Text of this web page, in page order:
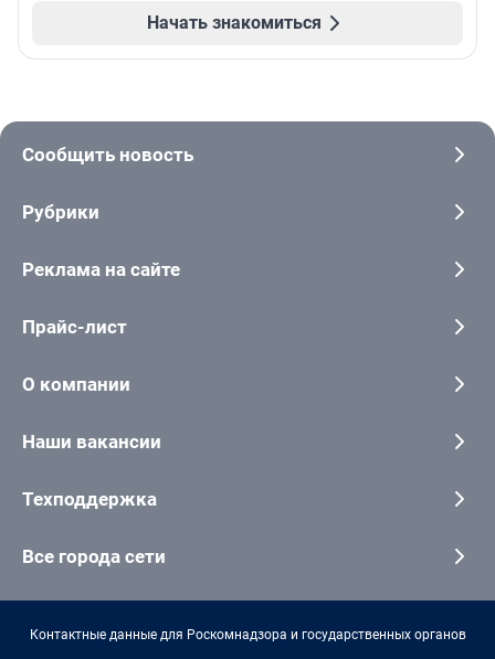
Начать знакомиться
Сообщить новость
Рубрики
Реклама на сайте
Прайс-лист
О компании
Наши вакансии
Техподдержка
Все города сети
Контактные данные для Роскомнадзора и государственных органов